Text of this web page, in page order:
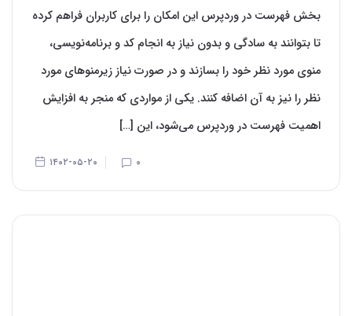
بخش فهرست در وردپرس این امکان را برای کاربران فراهم کرده
تا بتوانند به سادگی و بدون نیاز به انجام کد و برنامه‌نویسی،
منوی مورد نظر خود را بسازند و در صورت نیاز زیر‌منوهای مورد
نظر را نیز به آن اضافه کنند. یکی از مواردی که منجر به افزایش
اهمیت فهرست در وردپرس می‌‌‌‌شود، این […]
۰ ۱۴۰۲-۰۵-۲۰